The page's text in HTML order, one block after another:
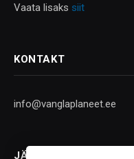
Vaata lisaks siit
KONTAKT
info@vanglaplaneet.ee
JÄLGI